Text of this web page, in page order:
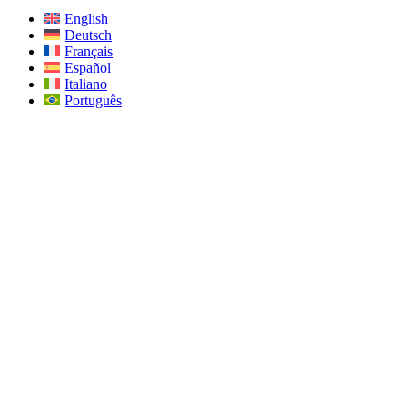
English
Deutsch
Français
Español
Italiano
Português